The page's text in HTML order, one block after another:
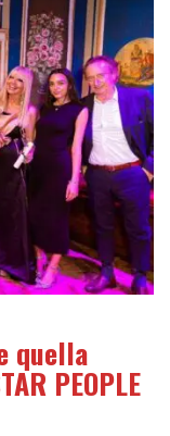
quella
PEOPLE